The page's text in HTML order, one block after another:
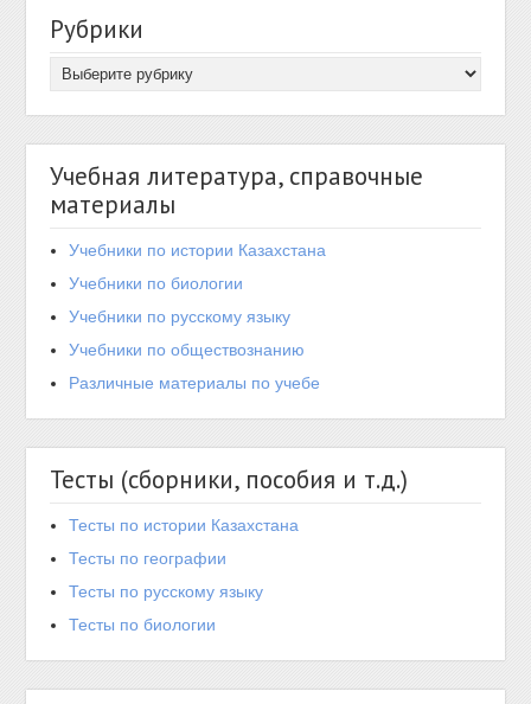
Рубрики
Учебная литература, справочные
материалы
Учебники по истории Казахстана
Учебники по биологии
Учебники по русскому языку
Учебники по обществознанию
Различные материалы по учебе
Тесты (сборники, пособия и т.д.)
Тесты по истории Казахстана
Тесты по географии
Тесты по русскому языку
Тесты по биологии